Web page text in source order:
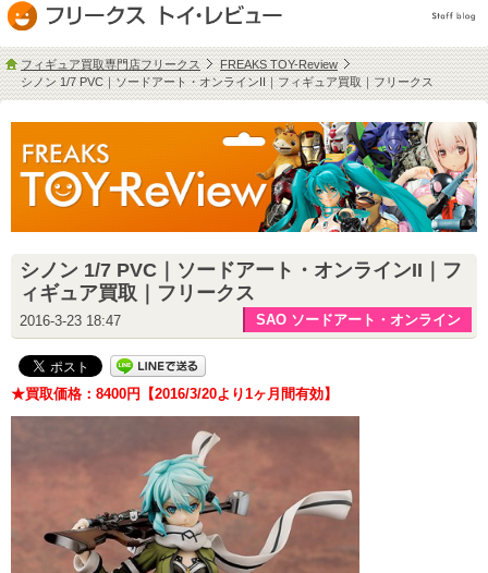
フィギュア買取専門店フリークス
FREAKS TOY-Review
シノン 1/7 PVC｜ソードアート・オンラインII｜フィギュア買取｜フリークス
シノン 1/7 PVC｜ソードアート・オンラインII｜フ
ィギュア買取｜フリークス
2016-3-23 18:47 SAO ソードアート・オンライン
★買取価格：8400円【2016/3/20より1ヶ月間有効】